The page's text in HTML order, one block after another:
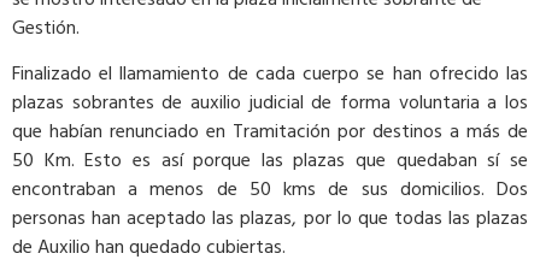
Gestión.
Finalizado el llamamiento de cada cuerpo se han ofrecido las
plazas sobrantes de auxilio judicial de forma voluntaria a los
que habían renunciado en Tramitación por destinos a más de
50 Km. Esto es así porque las plazas que quedaban sí se
encontraban a menos de 50 kms de sus domicilios. Dos
personas han aceptado las plazas, por lo que todas las plazas
de Auxilio han quedado cubiertas.